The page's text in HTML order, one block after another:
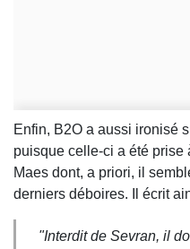
Enfin, B2O a aussi ironisé
puisque celle-ci a été
Maes dont, a priori, il
derniers déboires. Il écrit
"Interdit de Sevran, il